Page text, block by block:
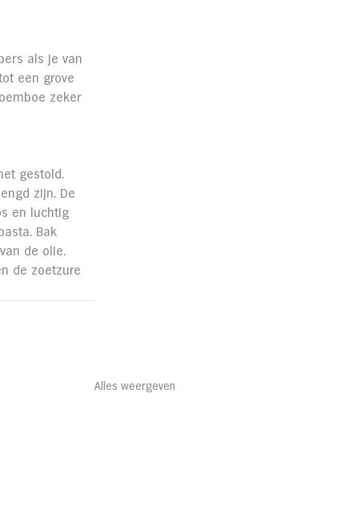
als je van
een grove
zeker
gestold.
zijn. De
en luchtig
Bak
de olie.
de zoetzure
Alles weergeven